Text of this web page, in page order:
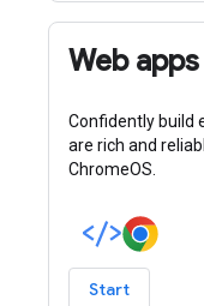
Web
Confidently build
are rich and
ChromeOS.
Start